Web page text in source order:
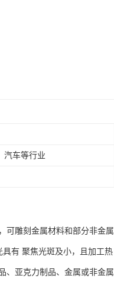
汽车等行业
可雕刻金属材料和部分非金属
有 聚焦光斑及小，且加工热
、亚克力制品、金属或非金属